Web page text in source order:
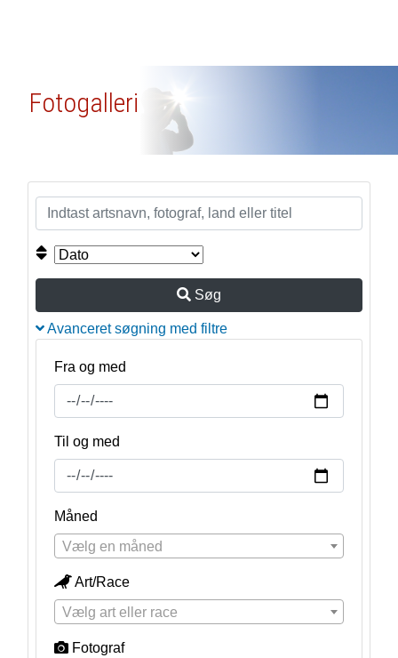
Fotogalleri
Søg
Avanceret søgning med filtre
Fra og med
Til og med
Måned
Vælg en måned
Art/Race
Vælg art eller race
Fotograf